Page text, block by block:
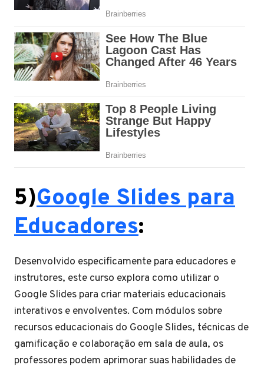
5)Google Slides para
Educadores:
Desenvolvido especificamente para educadores e
instrutores, este curso explora como utilizar o
Google Slides para criar materiais educacionais
interativos e envolventes. Com módulos sobre
recursos educacionais do Google Slides, técnicas de
gamificação e colaboração em sala de aula, os
professores podem aprimorar suas habilidades de